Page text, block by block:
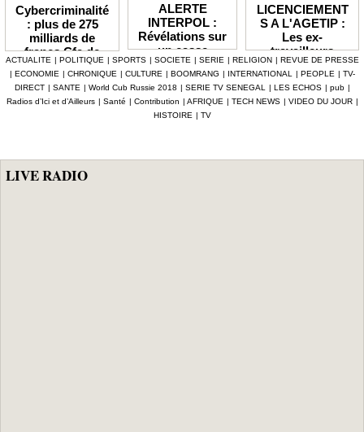
Cybercriminalité
: plus de 275
milliards de
francs Cfa de
pertes
enregistrées en
Afrique depuis
2024 (Interpol)
ALERTE
INTERPOL :
Révélations sur
un casse
numérique à 4,7
milliards F Cfa
ciblant le
secteur pétrolier
au Sénégal
LICENCIEMENT
S A L'AGETIP :
Les ex-
travailleurs
dénoncent une
gestion
«népotique» et
interpellent le
ACTUALITE | POLITIQUE | SPORTS | SOCIETE | SERIE | RELIGION | REVUE DE PRESSE
| ECONOMIE | CHRONIQUE | CULTURE | BOOMRANG | INTERNATIONAL | PEOPLE | TV-
DIRECT | SANTE | World Cub Russie 2018 | SERIE TV SENEGAL | LES ECHOS | pub |
Radios d’Ici et d’Ailleurs | Santé | Contribution | AFRIQUE | TECH NEWS | VIDEO DU JOUR |
HISTOIRE | TV
LIVE RADIO